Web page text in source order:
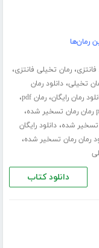
رمان‌ها
،رمان تخیلی فانتزی،
تخیلی،دانلود رمان
رمان رایگان،رمان pdf ،
،
تسخیر شده،دانلود رایگان
رمان رمان تسخیر شده،
دانلود کتاب